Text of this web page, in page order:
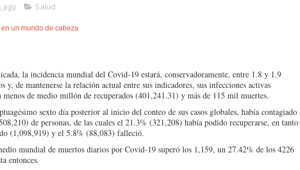
ago Salud
la incidencia mundial del Covid-19 estará, conservadoramente, entre 1.8 y 1.9
y, de mantenerse la relación actual entre sus indicadores, sus infecciones activas
de medio millón de recuperados (401,241.31) y más de 115 mil muertes.
sexto día posterior al inicio del conteo de sus casos globales, había contagiado
de personas, de las cuales el 21.3% (321,208) había podido recuperarse, en tanto
(1,098,919) y el 5.8% (88,083) falleció.
mundial de muertos diarios por Covid-19 superó los 1,159, un 27.42% de los 4226
entonces.